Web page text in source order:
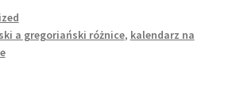
a gregoriański różnice, kalendarz na